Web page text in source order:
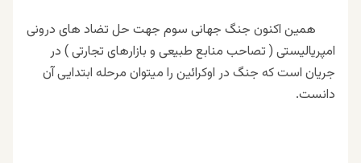
همین اکنون جنگ جهانی سوم جهت حل تضاد های درونی
امپریالیستی ( تصاحب منابع طبیعی و بازارهای تجارتی ) در
جریان است که جنگ در اوکرائین را میتوان مرحله ابتدایی آن
دانست.